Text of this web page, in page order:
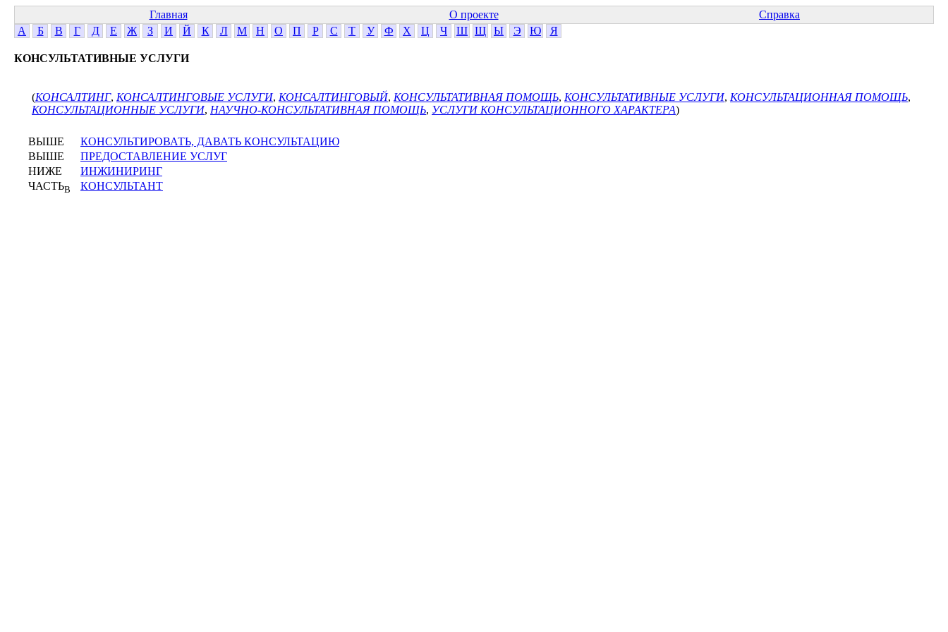
Главная О проекте
Справка
А
Б В Г Д Е Ж З И Й К Л М Н О П Р С Т У Ф Х Ц Ч Ш Щ Ы Э Ю Я
КОНСУЛЬТАТИВНЫЕ УСЛУГИ
(КОНСАЛТИНГ, КОНСАЛТИНГОВЫЕ УСЛУГИ, КОНСАЛТИНГОВЫЙ, КОНСУЛЬТАТИВНАЯ ПОМОЩЬ, КОНСУЛЬТАТИВНЫЕ УСЛУГИ, КОНСУЛЬТАЦИОННАЯ ПОМОЩЬ,
КОНСУЛЬТАЦИОННЫЕ УСЛУГИ, НАУЧНО-КОНСУЛЬТАТИВНАЯ ПОМОЩЬ, УСЛУГИ КОНСУЛЬТАЦИОННОГО ХАРАКТЕРА)
ВЫШЕ
КОНСУЛЬТИРОВАТЬ, ДАВАТЬ КОНСУЛЬТАЦИЮ
ВЫШЕ
ПРЕДОСТАВЛЕНИЕ УСЛУГ
НИЖЕ
ИНЖИНИРИНГ
ЧАСТЬВ КОНСУЛЬТАНТ